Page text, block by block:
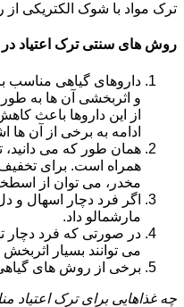
ترک مواد با شوک الکتریکی
روش های سنتی ترک اعتیاد در
داروهای گیاهی مناسب
و اثربخشی آن ها به
از این داروها باعث
ادامه به برخی از آن ها
همان طور که می
همراه است. برای
مخدر، می توان از
اگر فرد دچار اسهال و
مارشمالو داد.
در صورتی که فرد دچار
می توانند بسیار اثربخش
برخی از روش های
چه غذاهایی برای ترک اعتیاد